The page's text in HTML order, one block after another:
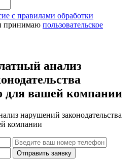
с правилами обработки
принимаю пользовательское
анализ
для вашей компании
нарушений законодательства
компании
Отправить заявку